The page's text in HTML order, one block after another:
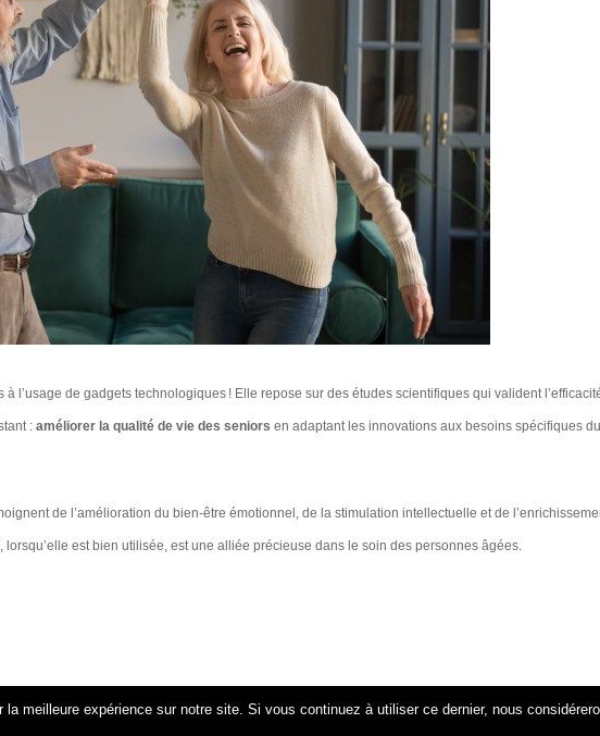
l’usage de gadgets technologiques ! Elle repose sur des études scientifiques qui valident
: améliorer la qualité de vie des seniors en adaptant les innovations aux besoins spécifiques du
de l’amélioration du bien-être émotionnel, de la stimulation intellectuelle et de
est bien utilisée, est une alliée précieuse dans le soin des personnes âgées.
meilleure expérience sur notre site. Si vous continuez à utiliser ce dernier, nous